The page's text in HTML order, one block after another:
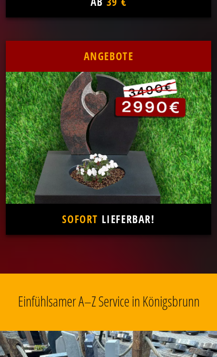
ANGEBOTE
SOFORT LIEFERBAR!
Einfühlsamer A–Z Service in Königsbrunn